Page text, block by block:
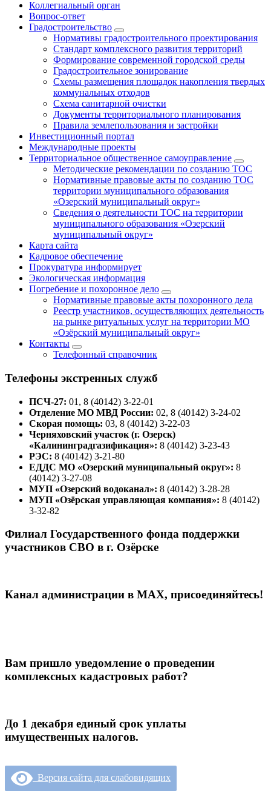
Коллегиальный орган
Вопрос-ответ
Градостроительство
Нормативы градостроительного проектирования
Стандарт комплексного развития территорий
Формирование современной городской среды
Градостроительное зонирование
Схемы размещения площадок накопления твердых
коммунальных отходов
Схема санитарной очистки
Документы территориального планирования
Правила землепользования и застройки
Инвестиционный портал
Международные проекты
Территориальное общественное самоуправление
Методические рекомендации по созданию ТОС
Нормативные правовые акты по созданию ТОС
территории муниципального образования
«Озерский муниципальный округ»
Сведения о деятельности ТОС на территории
муниципального образования «Озерский
муниципальный округ»
Карта сайта
Кадровое обеспечение
Прокуратура информирует
Экологическая информация
Погребение и похоронное дело
Нормативные правовые акты похоронного дела
Реестр участников, осуществляющих деятельность
на рынке ритуальных услуг на территории МО
«Озёрский муниципальный округ»
Контакты
Телефонный справочник
Телефоны экстренных служб
ПСЧ-27: 01, 8 (40142) 3-22-01
Отделение МО МВД России: 02, 8 (40142) 3-24-02
Скорая помощь: 03, 8 (40142) 3-22-03
Черняховский участок (г. Озерск)
«Калининградгазификация»: 8 (40142) 3-23-43
РЭС: 8 (40142) 3-21-80
ЕДДС МО «Озерский муниципальный округ»: 8
(40142) 3-27-08
МУП «Озерский водоканал»: 8 (40142) 3-28-28
МУП «Озёрская управляющая компания»: 8 (40142)
3-32-82
Филиал Государственного фонда поддержки
участников СВО в г. Озёрске
Канал администрации в МАХ, присоединяйтесь!
Вам пришло уведомление о проведении
комплексных кадастровых работ?
До 1 декабря единый срок уплаты
имущественных налогов.
Версия сайта для слабовидящих